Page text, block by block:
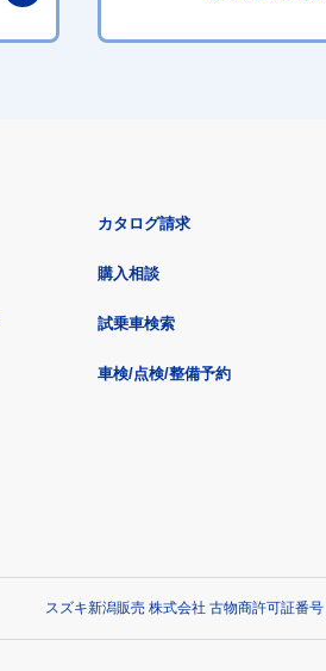
カタログ請求
購入相談
試乗車検索
車検/点検/整備予約
スズキ新潟販売 株式会社 古物商許可証番